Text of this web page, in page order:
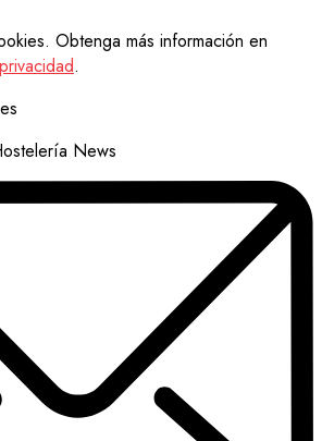
Obtenga más información en
.